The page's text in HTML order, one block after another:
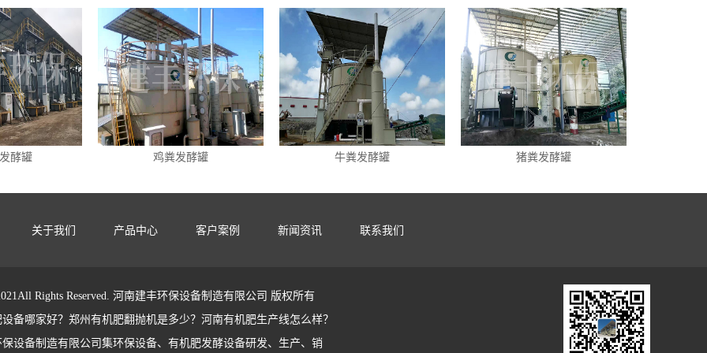
酵罐 鸡粪发酵罐 牛粪发酵罐 猪粪发酵罐
关于我们 产品中心 客户案例 新闻资讯 联系我们
Rights Reserved. 河南建丰环保设备制造有限公司 版权所有
备哪家好？郑州有机肥翻抛机是多少？河南有机肥生产线怎么样？
设备制造有限公司集环保设备、有机肥发酵设备研发、生产、销